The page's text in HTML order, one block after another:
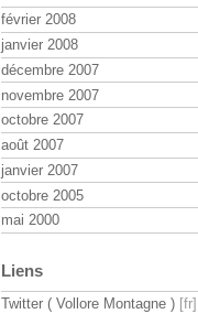
février 2008
janvier 2008
décembre 2007
novembre 2007
octobre 2007
août 2007
janvier 2007
octobre 2005
mai 2000
Liens
Twitter ( Vollore Montagne )